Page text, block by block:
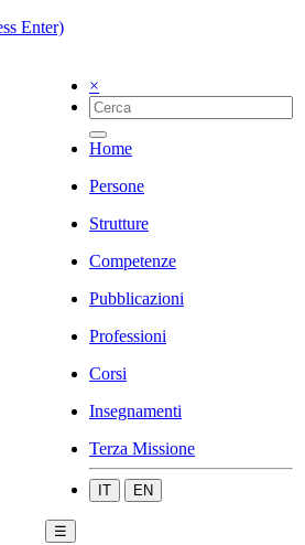
Enter)
×
Home
Persone
Strutture
Competenze
Pubblicazioni
Professioni
Corsi
Insegnamenti
Terza Missione
IT EN
☰